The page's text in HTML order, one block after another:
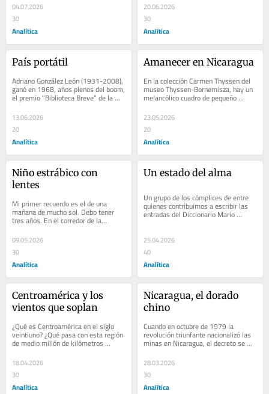
04.07.2026
30
Analítica
20.06.2026
30
Analítica
País portátil
Adriano González León (1931-2008),
ganó en 1968, años plenos del boom,
el premio “Biblioteca Breve” de la
Editorial Seix Barral…
13.06.2026
20
Analítica
Amanecer en Nicaragua
En la colección Carmen Thyssen del
museo Thyssen-Bornemisza, hay un
melancólico cuadro de pequeño
formato que muestra una laguna
bajo…
23.05.2026
20
Analítica
Niño estrábico con
lentes
Mi primer recuerdo es el de una
mañana de mucho sol. Debo tener
tres años. En el corredor de la…
09.05.2026
30
Analítica
Un estado del alma
Un grupo de los cómplices de entre
quienes contribuimos a escribir las
entradas del Diccionario Mario
25.04.2026
40
Analítica
Centroamérica y los
vientos que soplan
¿Qué es Centroamérica en el siglo
veintiuno? ¿Qué pasa con esta región
de medio millón de kilómetros
18.04.2026
30
Analítica
Nicaragua, el dorado
chino
Cuando en octubre de 1979 la
revolución triunfante nacionalizó las
minas en Nicaragua, el decreto se
anunció en Siuna, un…
28.03.2026
30
Analítica